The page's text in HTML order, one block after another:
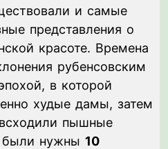
и самые
представления о
красоте. Времена
рубенсовским
в которой
худые дамы, затем
пышные
были нужны 10